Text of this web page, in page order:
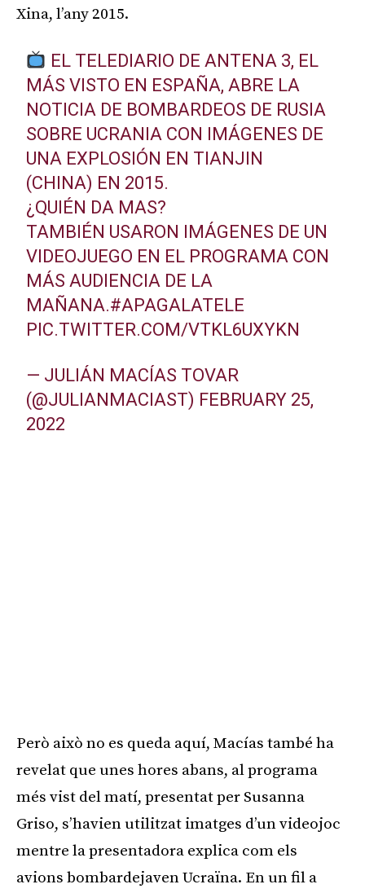
Xina, l’any 2015.
EL TELEDIARIO DE ANTENA 3, EL
MÁS VISTO EN ESPAÑA, ABRE LA
NOTICIA DE BOMBARDEOS DE RUSIA
SOBRE UCRANIA CON IMÁGENES DE
UNA EXPLOSIÓN EN TIANJIN
(CHINA) EN 2015.
¿QUIÉN DA MAS?
TAMBIÉN USARON IMÁGENES DE UN
VIDEOJUEGO EN EL PROGRAMA CON
MÁS AUDIENCIA DE LA
MAÑANA.#APAGALATELE
PIC.TWITTER.COM/VTKL6UXYKN
— JULIÁN MACÍAS TOVAR
(@JULIANMACIAST) FEBRUARY 25,
2022
Però això no es queda aquí, Macías també ha
revelat que unes hores abans, al programa
més vist del matí, presentat per Susanna
Griso, s’havien utilitzat imatges d’un videojoc
mentre la presentadora explica com els
avions bombardejaven Ucraïna. En un fil a